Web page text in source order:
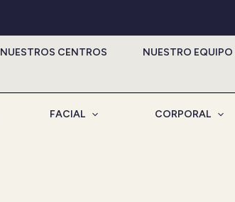
NUESTROS CENTROS NUESTRO EQUIPO
FACIAL CORPORAL